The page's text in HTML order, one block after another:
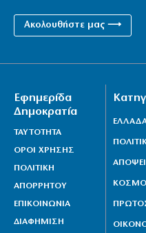
Ακολουθήστε μας ⟶
Εφημερίδα
Δημοκρατία
ΤΑΥΤΟΤΗΤΑ
ΟΡΟΙ ΧΡΗΣΗΣ
ΠΟΛΙΤΙΚΗ
ΑΠΟΡΡΗΤΟΥ
ΕΠΙΚΟΙΝΩΝΙΑ
ΔΙΑΦΗΜΙΣΗ